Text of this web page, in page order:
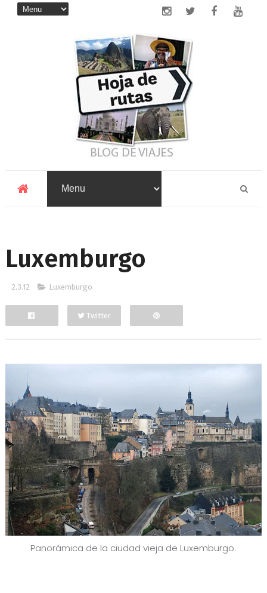
Luxemburgo
2.3.12 Luxemburgo
Twitter
Panorámica de la ciudad vieja de Luxemburgo.